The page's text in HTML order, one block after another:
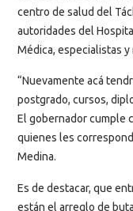
centro de salud del
autoridades del
Médica, especialistas y
“Nuevamente acá
postgrado, cursos,
El gobernador cumple
quienes les
Medina.
Es de destacar, que
están el arreglo de